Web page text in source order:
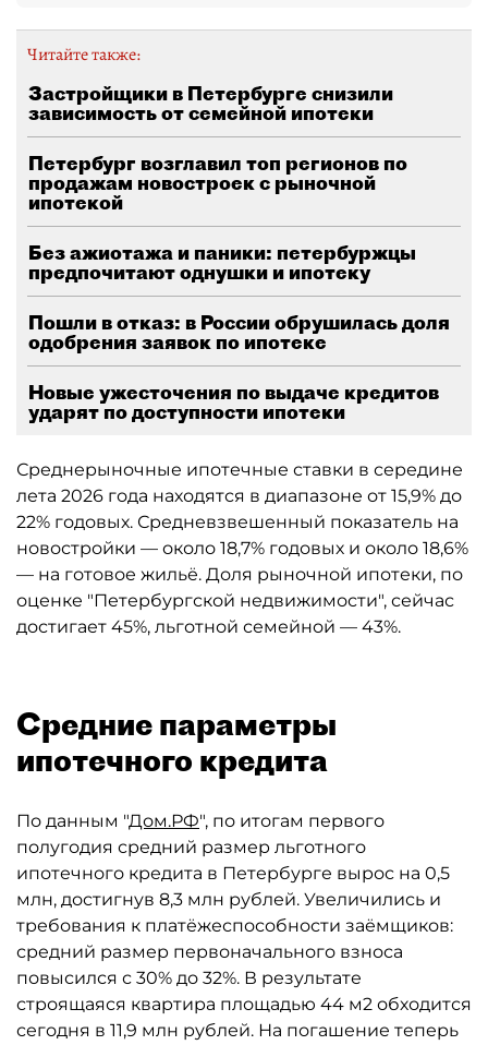
Читайте также:
Застройщики в Петербурге снизили
зависимость от семейной ипотеки
Петербург возглавил топ регионов по
продажам новостроек с рыночной
ипотекой
Без ажиотажа и паники: петербуржцы
предпочитают однушки и ипотеку
Пошли в отказ: в России обрушилась доля
одобрения заявок по ипотеке
Новые ужесточения по выдаче кредитов
ударят по доступности ипотеки
Среднерыночные ипотечные ставки в середине
лета 2026 года находятся в диапазоне от 15,9% до
22% годовых. Средневзвешенный показатель на
новостройки — около 18,7% годовых и около 18,6%
— на готовое жильё. Доля рыночной ипотеки, по
оценке "Петербургской недвижимости", сейчас
достигает 45%, льготной семейной — 43%.
Средние параметры
ипотечного кредита
По данным "Дом.РФ", по итогам первого
полугодия средний размер льготного
ипотечного кредита в Петербурге вырос на 0,5
млн, достигнув 8,3 млн рублей. Увеличились и
требования к платёжеспособности заёмщиков:
средний размер первоначального взноса
повысился с 30% до 32%. В результате
строящаяся квартира площадью 44 м2 обходится
сегодня в 11,9 млн рублей. На погашение теперь